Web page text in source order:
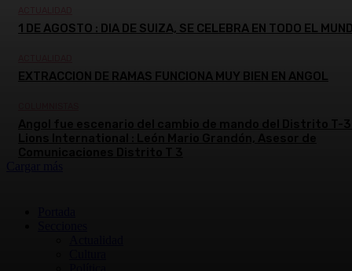
1 DE AGOSTO : DIA DE SUIZA, SE CELEBRA EN TODO EL
EXTRACCION DE RAMAS FUNCIONA MUY BIEN EN ANGOL